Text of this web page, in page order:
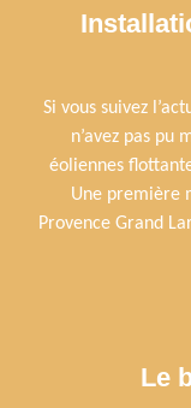
Si vous suivez
n’avez pas pu
éoliennes
Une première
Provence Grand
Le